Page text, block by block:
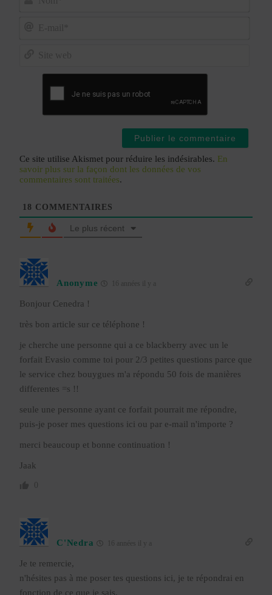
Ce site utilise Akismet pour réduire les indésirables. En
savoir plus sur la façon dont les données de vos
commentaires sont traitées.
18 COMMENTAIRES
Le plus récent
Anonyme 16 années il y a
Bonjour Cenedra !
très bon article sur ce téléphone !
je cherche une personne qui a ce blackberry avec un le
forfait Evasio comme toi pour 2/3 petites questions parce que
le service chez bouygues m'a répondu 50 fois de manières
differentes =s !!
seule une personne ayant ce forfait pourrait me répondre,
puis-je poser mes questions ici ou par e-mail n'importe ?
merci beaucoup et bonne continuation !
Jaak
C'Nedra 16 années il y a
Je te remercie,
n'hésites pas à me poser tes questions ici, je te répondrai en
fonction de ce que je sais.